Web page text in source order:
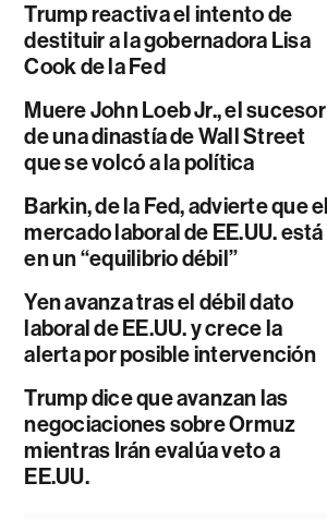
Trump reactiva el intento de
destituir a la gobernadora Lisa
Cook de la Fed
Muere John Loeb Jr., el sucesor
de una dinastía de Wall Street
que se volcó a la política
Barkin, de la Fed, advierte que el
mercado laboral de EE.UU. está
en un “equilibrio débil”
Yen avanza tras el débil dato
laboral de EE.UU. y crece la
alerta por posible intervención
Trump dice que avanzan las
negociaciones sobre Ormuz
mientras Irán evalúa veto a
EE.UU.